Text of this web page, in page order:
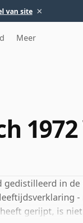
van site ×
Meer
gedistilleerd in
gerijpt, is